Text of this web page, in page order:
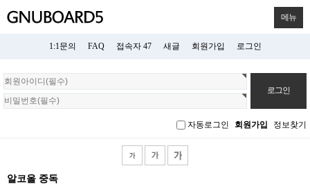
메뉴
1:1문의 FAQ 접속자 47 새글 회원가입 로그인
회
원
로
자동로그인 회원가입 정보찾기
알코올 중독